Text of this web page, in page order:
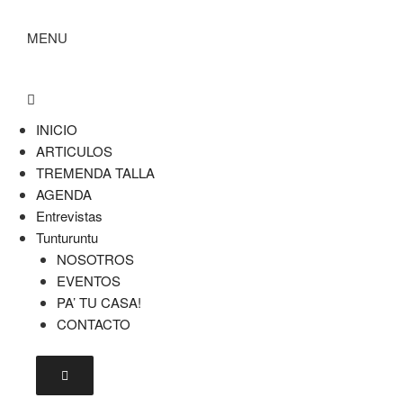
MENU
INICIO
ARTICULOS
TREMENDA TALLA
AGENDA
Entrevistas
Tunturuntu
NOSOTROS
EVENTOS
PA’ TU CASA!
CONTACTO
Menú conmutador hamburguesa